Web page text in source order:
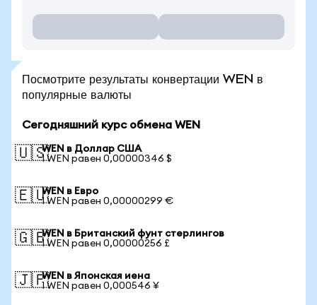
Посмотрите результаты конвертации WEN в
популярные валюты
Сегодняшний курс обмена WEN
🇺🇸WEN в Доллар США
1 WEN равен 0,00000346 $
🇪🇺WEN в Евро
1 WEN равен 0,00000299 €
🇬🇧WEN в Британский фунт стерлингов
1 WEN равен 0,00000256 £
🇯🇵WEN в Японская иена
1 WEN равен 0,000546 ¥